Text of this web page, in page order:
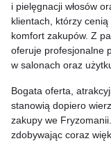
i pielęgnacji włosów
klientach, którzy
komfort zakupów. Z
oferuje profesjonalne
w salonach oraz
Bogata oferta,
stanowią dopiero
zakupy we
zdobywając coraz